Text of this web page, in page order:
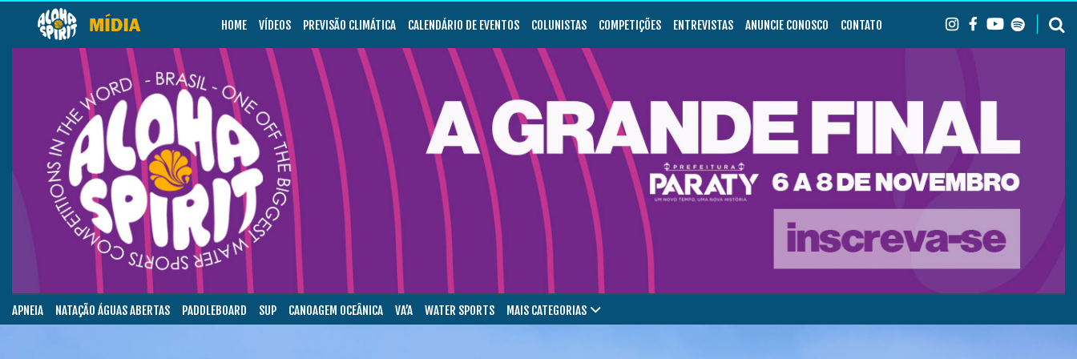
HOME VÍDEOS PREVISÃO CLIMÁTICA CALENDÁRIO DE EVENTOS COLUNISTAS COMPETIÇÕES ENTREVISTAS ANUNCIE CONOSCO CONTATO
APNEIA NATAÇÃO ÁGUAS ABERTAS PADDLEBOARD SUP CANOAGEM OCEÂNICA VA’A WATER SPORTS MAIS CATEGORIAS